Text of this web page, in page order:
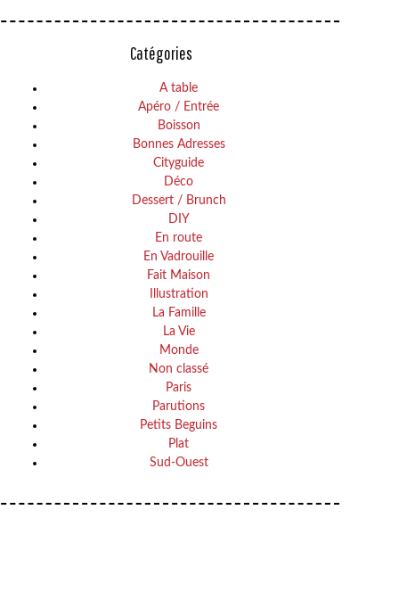
Catégories
A table
Apéro / Entrée
Boisson
Bonnes Adresses
Cityguide
Déco
Dessert / Brunch
DIY
En route
En Vadrouille
Fait Maison
Illustration
La Famille
La Vie
Monde
Non classé
Paris
Parutions
Petits Beguins
Plat
Sud-Ouest